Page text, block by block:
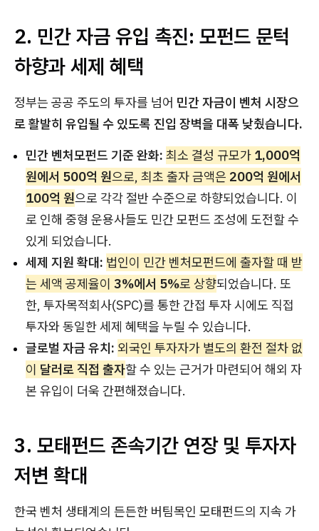
2. 민간 자금 유입 촉진: 모펀드 문턱
하향과 세제 혜택
정부는 공공 주도의 투자를 넘어 민간 자금이 벤처 시장으
로 활발히 유입될 수 있도록 진입 장벽을 대폭 낮췄습니다.
민간 벤처모펀드 기준 완화: 최소 결성 규모가 1,000억
원에서 500억 원으로, 최초 출자 금액은 200억 원에서
100억 원으로 각각 절반 수준으로 하향되었습니다. 이
로 인해 중형 운용사들도 민간 모펀드 조성에 도전할 수
있게 되었습니다.
세제 지원 확대: 법인이 민간 벤처모펀드에 출자할 때 받
는 세액 공제율이 3%에서 5%로 상향되었습니다. 또
한, 투자목적회사(SPC)를 통한 간접 투자 시에도 직접
투자와 동일한 세제 혜택을 누릴 수 있습니다.
글로벌 자금 유치: 외국인 투자자가 별도의 환전 절차 없
이 달러로 직접 출자할 수 있는 근거가 마련되어 해외 자
본 유입이 더욱 간편해졌습니다.
3. 모태펀드 존속기간 연장 및 투자자
저변 확대
한국 벤처 생태계의 든든한 버팀목인 모태펀드의 지속 가